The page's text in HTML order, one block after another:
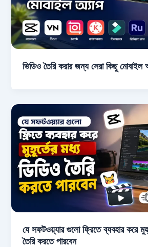
ভিডিও তৈরি করার জন্য সেরা কিছু মোবাইল
যে সফটওয়্যার গুলো ফ্রিতে ব্যবহার করে
তৈরি করতে পারবেন